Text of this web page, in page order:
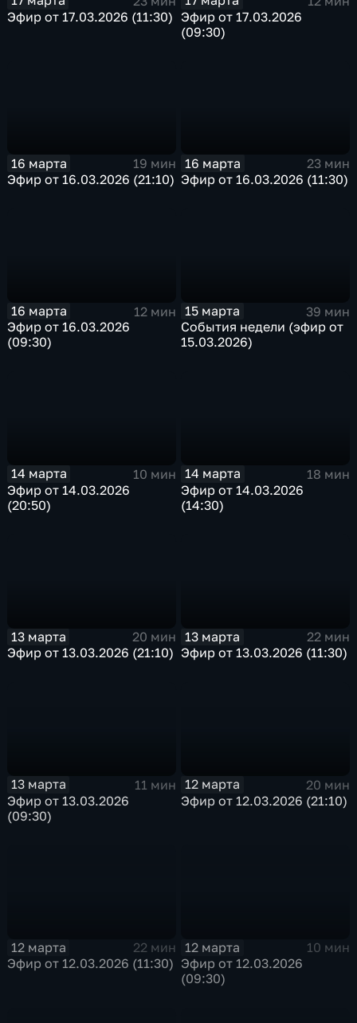
Эфир от 17.03.2026 (11:30) Эфир от 17.03.2026
(09:30)
16 марта
19 мин
Эфир от 16.03.2026 (21:10)
16 марта
23 мин
Эфир от 16.03.2026 (11:30)
16 марта
12 мин
Эфир от 16.03.2026
(09:30)
15 марта
39 мин
События недели (эфир от
15.03.2026)
14 марта
10 мин
Эфир от 14.03.2026
(20:50)
14 марта
18 мин
Эфир от 14.03.2026
(14:30)
13 марта
20 мин
Эфир от 13.03.2026 (21:10)
13 марта
22 мин
Эфир от 13.03.2026 (11:30)
13 марта
11 мин
Эфир от 13.03.2026
(09:30)
12 марта
20 мин
Эфир от 12.03.2026 (21:10)
12 марта
22 мин
Эфир от 12.03.2026 (11:30)
12 марта
10 мин
Эфир от 12.03.2026
(09:30)